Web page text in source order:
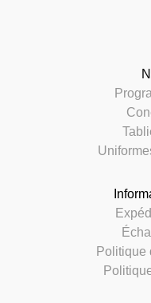
Politique